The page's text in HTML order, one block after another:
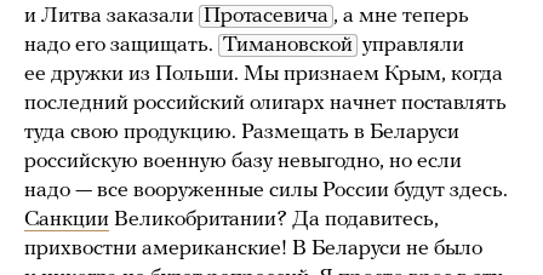
и Литва заказали Протасевича , а мне теперь
надо его защищать. Тимановской управляли
ее дружки из Польши. Мы признаем Крым, когда
последний российский олигарх начнет поставлять
туда свою продукцию. Размещать в Беларуси
российскую военную базу невыгодно, но если
надо — все вооруженные силы России будут здесь.
Санкции Великобритании? Да подавитесь,
прихвостни американские! В Беларуси не было